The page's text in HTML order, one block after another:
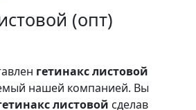
(опт)
гетинакс листовой
нашей компанией. Вы
листовой сделав